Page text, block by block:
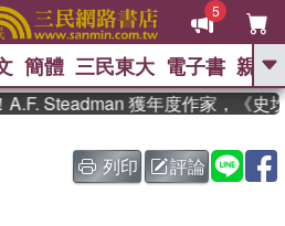
5
GO
、 如果歷史是一群喵 、 暑期
國際布克獎 臺灣漫遊錄 、 方
簡體 三民東大 電子書 親子
Steadman 獲年度作家，《史坎
列印
評論